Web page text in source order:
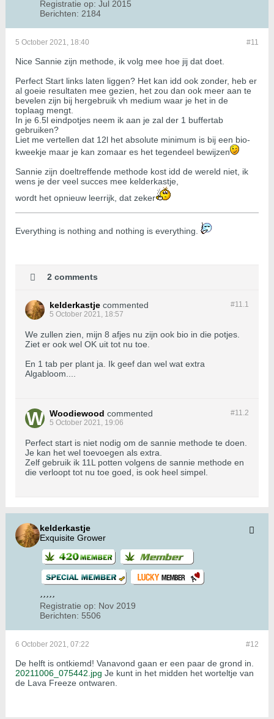
Registratie op: Jul 2015
Berichten: 2184
#11
5 October 2021, 18:40
Nice Sannie zijn methode, ik volg mee hoe jij dat doet.
Perfect Start links laten liggen? Het kan idd ook zonder, heb er
al goeie resultaten mee gezien, het zou dan ook meer aan te
bevelen zijn bij hergebruik vh medium waar je het in de
toplaag mengt.
In je 6.5l eindpotjes neem ik aan je zal der 1 buffertab
gebruiken?
Liet me vertellen dat 12l het absolute minimum is bij een bio-
kweekje maar je kan zomaar es het tegendeel bewijzen
Sannie zijn doeltreffende methode kost idd de wereld niet, ik
wens je der veel succes mee kelderkastje,
wordt het opnieuw leerrijk, dat zeker
​​​​​​Everything is nothing and nothing is everything.
2 comments
#11.1
kelderkastje commented
5 October 2021, 18:57
We zullen zien, mijn 8 afjes nu zijn ook bio in die potjes.
Ziet er ook wel OK uit tot nu toe.
En 1 tab per plant ja. Ik geef dan wel wat extra
Algabloom....
#11.2
Woodiewood commented
5 October 2021, 19:06
Perfect start is niet nodig om de sannie methode te doen.
Je kan het wel toevoegen als extra.
Zelf gebruik ik 11L potten volgens de sannie methode en
die verloopt tot nu toe goed, is ook heel simpel.
kelderkastje
Exquisite Grower
Registratie op: Nov 2019
Berichten: 5506
#12
6 October 2021, 07:22
De helft is ontkiemd! Vanavond gaan er een paar de grond in.
20211006_075442.jpg Je kunt in het midden het worteltje van
de Lava Freeze ontwaren.